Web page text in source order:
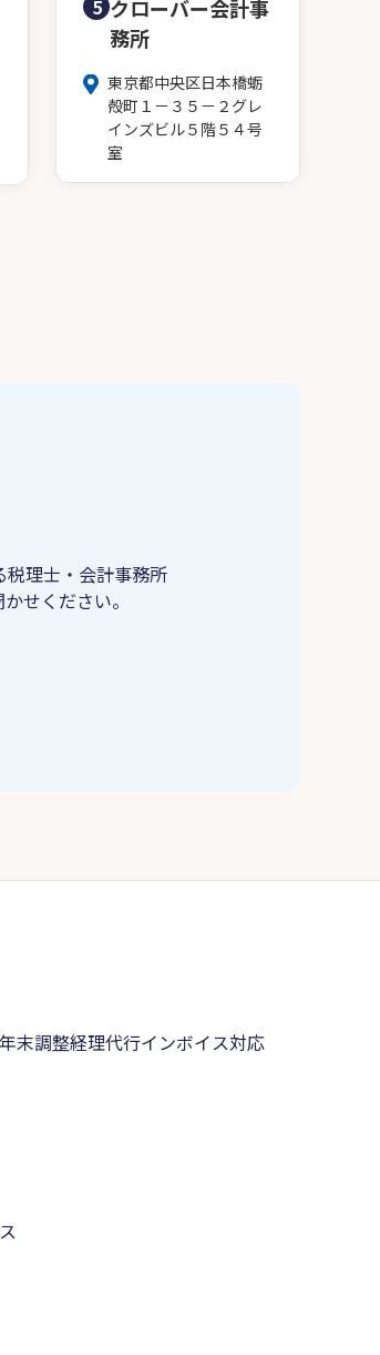
5 クローバー会計事
務所
東京都中央区日本橋蛎
殻町１－３５－２グレ
インズビル５階５４号
室
理士・会計事務所
せください。
年末調整経理代行インボイス対応